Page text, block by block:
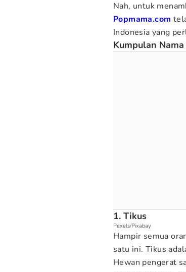
Nah, untuk
Popmama.com
Indonesia yang
Kumpulan
1. Tikus
Pexels/Pixabay
Hampir semua
satu ini. Tikus
Hewan pengerat